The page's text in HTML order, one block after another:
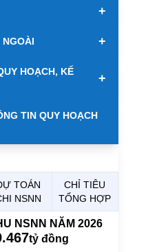
+
+
HOẠCH, KẾ
+
TIN QUY HOẠCH
TOÁN
NSNN
CHỈ TIÊU
TỔNG HỢP
NSNN NĂM 2026
tỷ đồng